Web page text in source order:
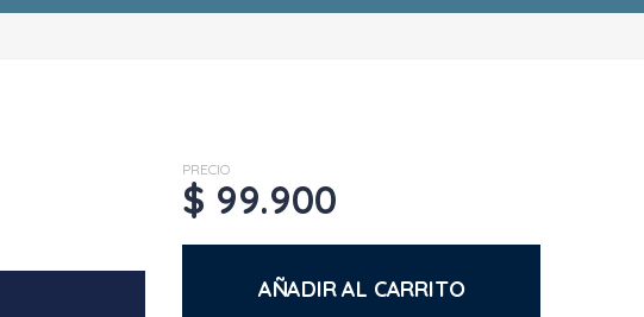
PRECIO
$ 99.900
AÑADIR AL CARRITO